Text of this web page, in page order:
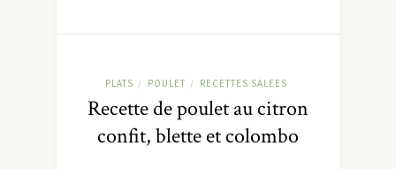
PLATS / POULET / RECETTES SALEES
Recette de poulet au citron
confit, blette et colombo